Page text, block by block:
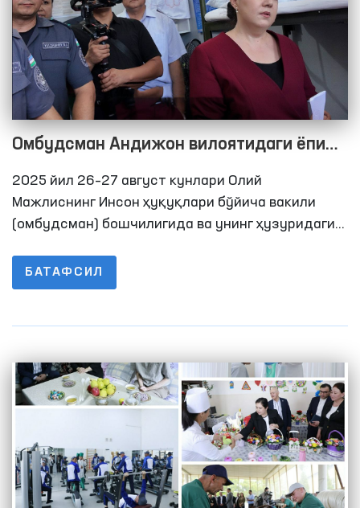
Омбудсман Андижон вилоятидаги ёпиқ
муассасалардаги шароитларни ўрганди
2025 йил 26–27 август кунлари Олий
Мажлиснинг Инсон ҳуқуқлари бўйича вакили
(омбудсман) бошчилигида ва унинг ҳузуридаги
доирасида фаолият юритувчи Жамоатчилик
гуруҳлари аъзолари, Олий Мажлис Қонунчилик
шахслар сақланадиган қатор ёпиқ
муассасаларга мониторинг ташрифлари амалга
БАТАФСИЛ